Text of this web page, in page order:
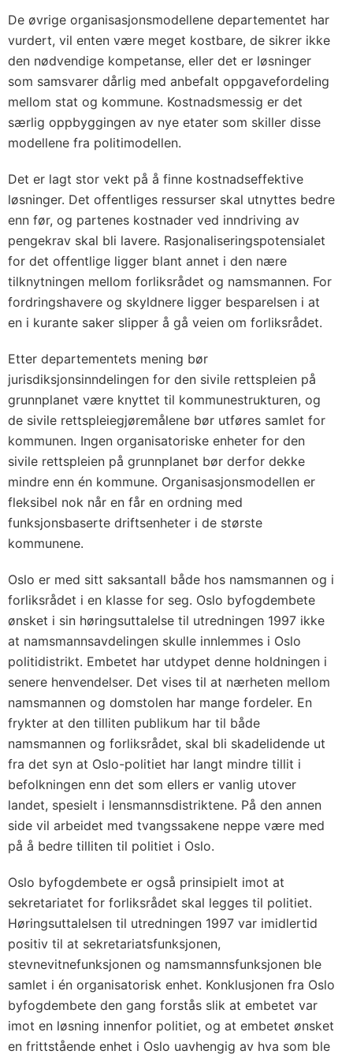
De øvrige organisasjonsmodellene departementet har
vurdert, vil enten være meget kostbare, de sikrer ikke
den nødvendige kompetanse, eller det er løsninger
som samsvarer dårlig med anbefalt oppgavefordeling
mellom stat og kommune. Kostnadsmessig er det
særlig oppbyggingen av nye etater som skiller disse
modellene fra politimodellen.
Det er lagt stor vekt på å finne kostnadseffektive
løsninger. Det offentliges ressurser skal utnyttes bedre
enn før, og partenes kostnader ved inndriving av
pengekrav skal bli lavere. Rasjonaliseringspotensialet
for det offentlige ligger blant annet i den nære
tilknytningen mellom forliksrådet og namsmannen. For
fordringshavere og skyldnere ligger besparelsen i at
en i kurante saker slipper å gå veien om forliksrådet.
Etter departementets mening bør
jurisdiksjonsinndelingen for den sivile rettspleien på
grunnplanet være knyttet til kommunestrukturen, og
de sivile rettspleiegjøremålene bør utføres samlet for
kommunen. Ingen organisatoriske enheter for den
sivile rettspleien på grunnplanet bør derfor dekke
mindre enn én kommune. Organisasjonsmodellen er
fleksibel nok når en får en ordning med
funksjonsbaserte driftsenheter i de største
kommunene.
Oslo er med sitt saksantall både hos namsmannen og i
forliksrådet i en klasse for seg. Oslo byfogdembete
ønsket i sin høringsuttalelse til utredningen 1997 ikke
at namsmannsavdelingen skulle innlemmes i Oslo
politidistrikt. Embetet har utdypet denne holdningen i
senere henvendelser. Det vises til at nærheten mellom
namsmannen og domstolen har mange fordeler. En
frykter at den tilliten publikum har til både
namsmannen og forliksrådet, skal bli skadelidende ut
fra det syn at Oslo-politiet har langt mindre tillit i
befolkningen enn det som ellers er vanlig utover
landet, spesielt i lensmannsdistriktene. På den annen
side vil arbeidet med tvangssakene neppe være med
på å bedre tilliten til politiet i Oslo.
Oslo byfogdembete er også prinsipielt imot at
sekretariatet for forliksrådet skal legges til politiet.
Høringsuttalelsen til utredningen 1997 var imidlertid
positiv til at sekretariatsfunksjonen,
stevnevitnefunksjonen og namsmannsfunksjonen ble
samlet i én organisatorisk enhet. Konklusjonen fra Oslo
byfogdembete den gang forstås slik at embetet var
imot en løsning innenfor politiet, og at embetet ønsket
en frittstående enhet i Oslo uavhengig av hva som ble